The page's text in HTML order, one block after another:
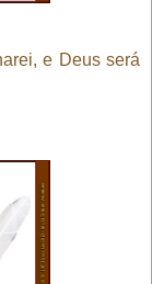
e Deus será